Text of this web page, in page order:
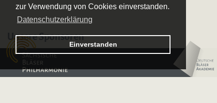
zur Verwendung von Cookies einverstanden.
Datenschutzerklärung
Einverstanden
Logo – Sächsische Bläserphilharmonie
Logo – Deutsche
Unsere Sponsoren